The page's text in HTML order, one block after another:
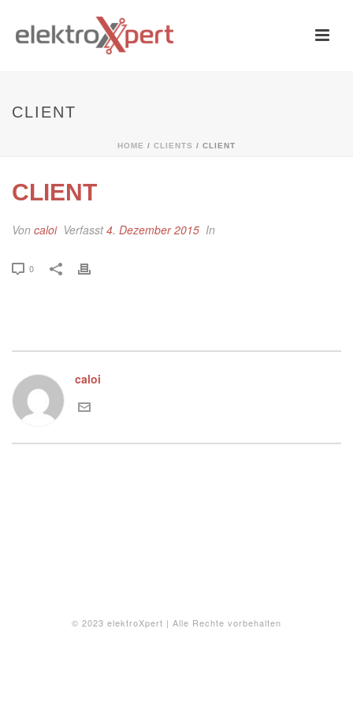
CLIENT
HOME / CLIENTS / CLIENT
CLIENT
Von caloi Verfasst4. Dezember 2015 In
0
caloi
© 2023 elektroXpert | Alle Rechte vorbehalten